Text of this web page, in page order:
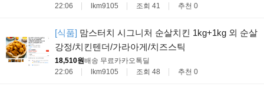
22:06
lkm9105 조회 41 추천 0
[식품] 맘스터치 시그니처 순살치킨 1kg+1kg 외 순살
강정/치킨텐더/가라아게/치즈스틱
18,510원배송 무료카카오톡딜
22:06
lkm9105 조회 48 추천 0